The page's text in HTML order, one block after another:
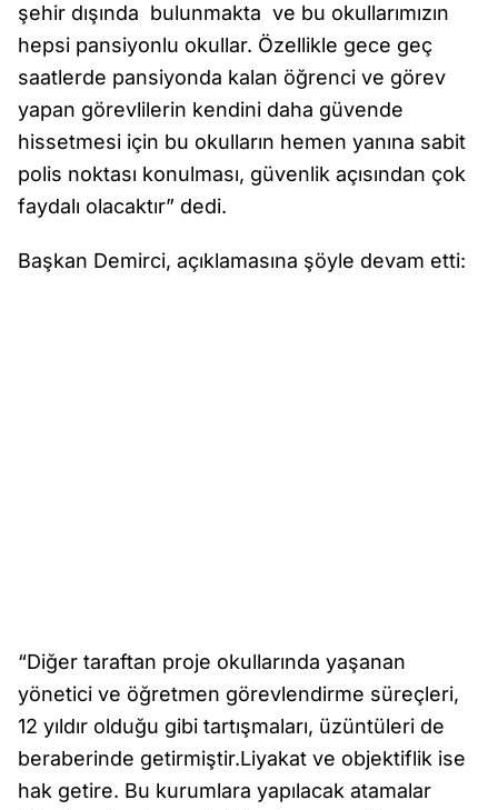
şehir dışında bulunmakta ve bu okullarımızın
hepsi pansiyonlu okullar. Özellikle gece geç
saatlerde pansiyonda kalan öğrenci ve görev
yapan görevlilerin kendini daha güvende
hissetmesi için bu okulların hemen yanına sabit
polis noktası konulması, güvenlik açısından çok
faydalı olacaktır” dedi.
Başkan Demirci, açıklamasına şöyle devam etti:
“Diğer taraftan proje okullarında yaşanan
yönetici ve öğretmen görevlendirme süreçleri,
12 yıldır olduğu gibi tartışmaları, üzüntüleri de
beraberinde getirmiştir.Liyakat ve objektiflik ise
hak getire. Bu kurumlara yapılacak atamalar